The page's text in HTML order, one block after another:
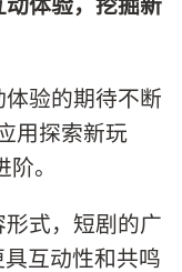
验的期待不断
用探索新玩
。
式，短剧的广
互动性和共鸣